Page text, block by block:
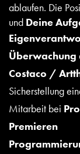
ablaufen. Die
und Deine
Überwachung
Costaco /
Sicherstellung
Mitarbeit bei
Premieren